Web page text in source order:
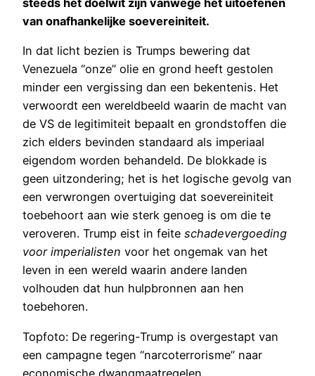
steeds het doelwit zijn vanwege het uitoefenen
van onafhankelijke soevereiniteit.
In dat licht bezien is Trumps bewering dat
Venezuela “onze” olie en grond heeft gestolen
minder een vergissing dan een bekentenis. Het
verwoordt een wereldbeeld waarin de macht van
de VS de legitimiteit bepaalt en grondstoffen die
zich elders bevinden standaard als imperiaal
eigendom worden behandeld. De blokkade is
geen uitzondering; het is het logische gevolg van
een verwrongen overtuiging dat soevereiniteit
toebehoort aan wie sterk genoeg is om die te
veroveren. Trump eist in feite schadevergoeding
voor imperialisten voor het ongemak van het
leven in een wereld waarin andere landen
volhouden dat hun hulpbronnen aan hen
toebehoren.
Topfoto: De regering-Trump is overgestapt van
een campagne tegen “narcoterrorisme” naar
economische dwangmaatregelen.